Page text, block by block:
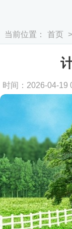
当前位置： 首页 >
时间：2026-04-19